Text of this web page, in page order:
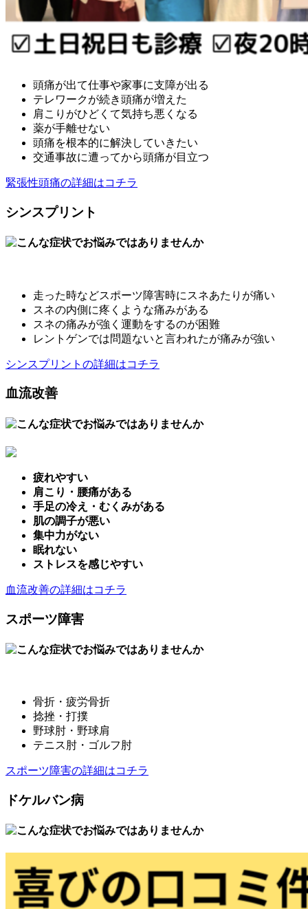
頭痛が出て仕事や家事に支障が出る
テレワークが続き頭痛が増えた
肩こりがひどくて気持ち悪くなる
薬が手離せない
頭痛を根本的に解決していきたい
交通事故に遭ってから頭痛が目立つ
緊張性頭痛の詳細はコチラ
シンスプリント
走った時などスポーツ障害時にスネあたりが痛い
スネの内側に疼くような痛みがある
スネの痛みが強く運動をするのが困難
レントゲンでは問題ないと言われたが痛みが強い
シンスプリントの詳細はコチラ
血流改善
疲れやすい
肩こり・腰痛がある
手足の冷え・むくみがある
肌の調子が悪い
集中力がない
眠れない
ストレスを感じやすい
血流改善の詳細はコチラ
スポーツ障害
骨折・疲労骨折
捻挫・打撲
野球肘・野球肩
テニス肘・ゴルフ肘
スポーツ障害の詳細はコチラ
ドケルバン病